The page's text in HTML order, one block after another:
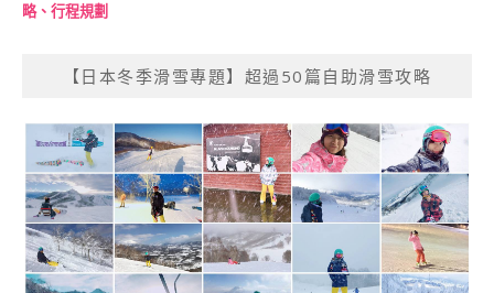
略、行程規劃
【日本冬季滑雪專題】超過50篇自助滑雪攻略